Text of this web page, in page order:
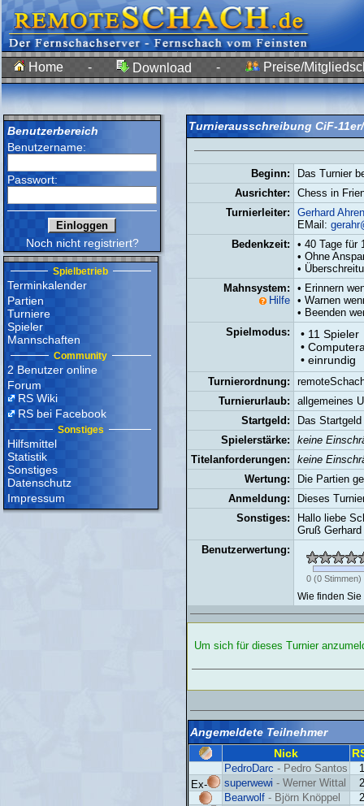
Home - Download - Preise/
Benutzerbereich
Benutzername:
Passwort:
Noch nicht registriert?
Spielbetrieb
Terminkalender
Partien
Turniere
Spieler
Mannschaften
Community
2 Benutzer online
Forum
RS Wiki
RS bei Facebook
Sonstiges
Hilfsmittel
Statistik
Sonstiges
Datenschutz
Impressum
Turnierausschreibung CiF-
Beginn:
Das Turnier
Ausrichter:
Chess in
Turnierleiter:
Gerhard
EMail:
Bedenkzeit:
• 40 Tage für
• Ohne
•
Mahnsystem:
Hilfe
• Erinnern
• Warnen
• Beenden
Spielmodus:
• 11 Spieler
•
• einrundig
Turnierordnung:
Turnierurlaub:
allgemeines
Startgeld:
Das
Spielerstärke:
keine
Titelanforderungen:
keine
Wertung:
Die Partien
Anmeldung:
Dieses
Sonstiges:
Hallo liebe
Gruß Gerhard
Benutzerwertung:
0(0Stimmen)
Wie finden
Um sich für dieses Turnier
Angemeldete Teilnehmer
Nick
PedroDarc - Pedro Santos
Ex-
superwewi - Werner Wittal
Bearwolf - Björn Knöppel